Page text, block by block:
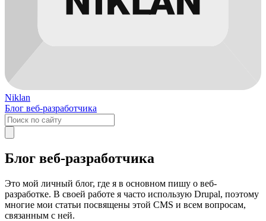
Niklan
Блог веб-разработчика
Блог веб-разработчика
Это мой личный блог, где я в основном пишу о веб-
разработке. В своей работе я часто использую Drupal, поэтому
многие мои статьи посвящены этой CMS и всем вопросам,
связанным с ней.